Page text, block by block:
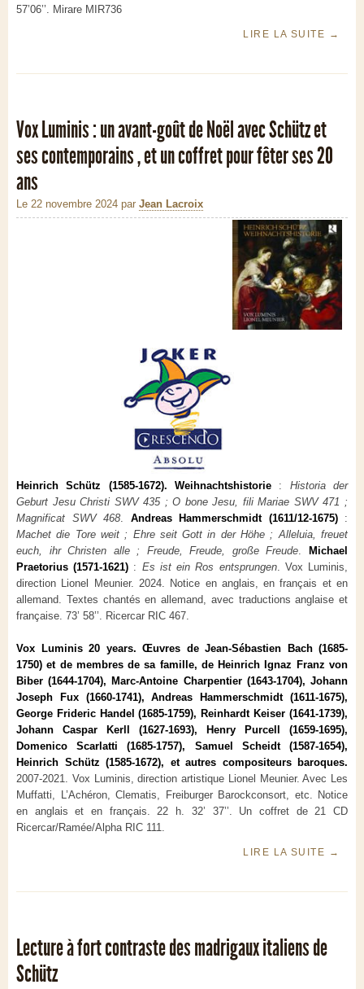
57’06’’. Mirare MIR736
LIRE LA SUITE →
Vox Luminis : un avant-goût de Noël avec Schütz et
ses contemporains , et un coffret pour fêter ses 20
ans
Le 22 novembre 2024 par Jean Lacroix
Heinrich Schütz (1585-1672). Weihnachtshistorie : Historia der
Geburt Jesu Christi SWV 435 ; O bone Jesu, fili Mariae SWV 471 ;
Magnificat SWV 468. Andreas Hammerschmidt (1611/12-1675):
Machet die Tore weit ; Ehre seit Gott in der Höhe ; Alleluia, freuet
euch, ihr Christen alle ; Freude, Freude, große Freude.
Michael
Praetorius (1571-1621) : Es ist ein Ros entsprungen. Vox Luminis,
direction Lionel Meunier. 2024. Notice en anglais, en français et en
allemand. Textes chantés en allemand, avec traductions anglaise et
française. 73’ 58’’. Ricercar RIC 467.
Vox Luminis 20 years. Œuvres de Jean-Sébastien Bach (1685-
1750) et de membres de sa famille, de Heinrich Ignaz Franz von
Biber (1644-1704), Marc-Antoine Charpentier (1643-1704), Johann
Joseph Fux (1660-1741), Andreas Hammerschmidt (1611-1675),
George Frideric Handel (1685-1759), Reinhardt Keiser (1641-1739),
Johann Caspar Kerll (1627-1693), Henry Purcell (1659-1695),
Domenico Scarlatti (1685-1757), Samuel Scheidt (1587-1654),
Heinrich Schütz (1585-1672), et autres compositeurs baroques.
2007-2021. Vox Luminis, direction artistique Lionel Meunier. Avec Les
Muffatti, L’Achéron, Clematis, Freiburger Barockconsort, etc. Notice
en anglais et en français. 22 h. 32’ 37’’. Un coffret de 21 CD
Ricercar/Ramée/Alpha RIC 111.
LIRE LA SUITE →
Lecture à fort contraste des madrigaux italiens de
Schütz